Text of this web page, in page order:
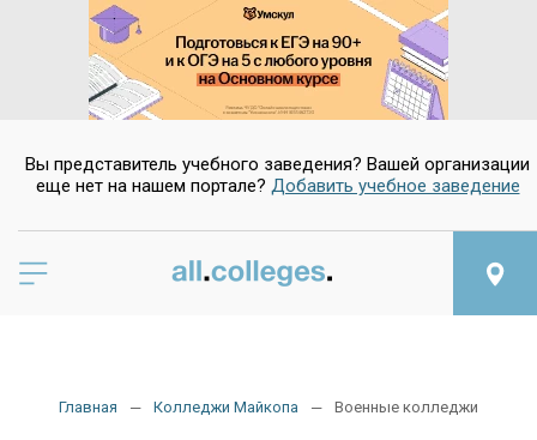
Вы представитель учебного заведения? Вашей организации
еще нет на нашем портале? Добавить учебное заведение
Главная Колледжи Майкопа Военные колледжи